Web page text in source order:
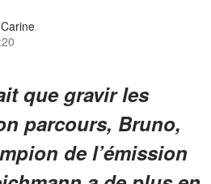
que gravir les
parcours, Bruno,
de l’émission